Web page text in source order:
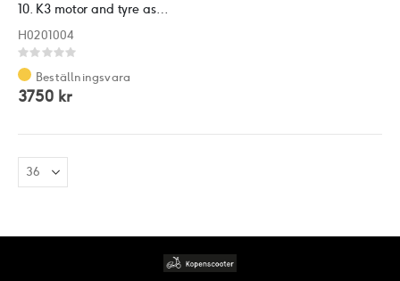
10. K3 motor and tyre assembly（SE)
H0201004
Rating:
0%
Beställningsvara
3750 kr